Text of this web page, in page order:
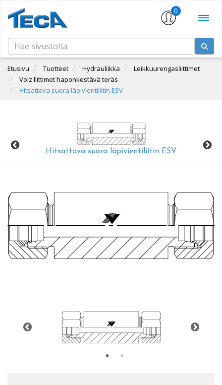
0
Etusivu Tuotteet Hydrauliikka
Leikkuurengasliittimet
Volz liittimet haponkestävä teräs
Hitsattava suora läpivientiliitin ESV
Hitsattava suora läpivientiliitin ESV